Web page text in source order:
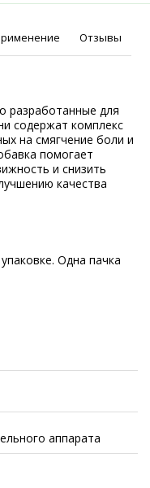
Отзывы
разработанные для
содержат комплекс
на смягчение боли и
помогает
и снизить
качества
Одна пачка
аппарата